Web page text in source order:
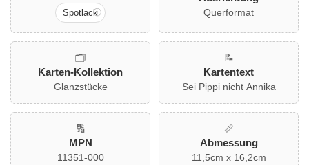
Spotlack Querformat
🗂️
Karten-Kollektion
Glanzstücke
📝
Kartentext
Sei Pippi nicht Annika
🔢
MPN
11351-000
📏
Abmessung
11,5cm x 16,2cm